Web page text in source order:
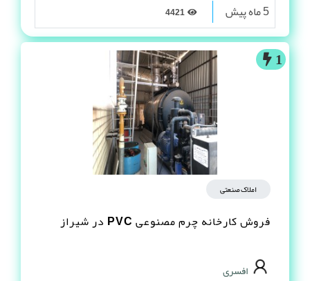
5 ماه پیش
1
املاک صنعتی
فروش کارخانه چرم مصنوعى PVC در شیراز
افسری